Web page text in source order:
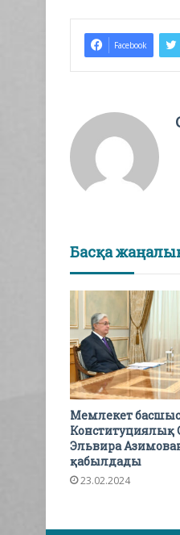
Facebook
Басқа
Мемлекет
Конституциялық
Эльвира
қабылдады
23.02.2024